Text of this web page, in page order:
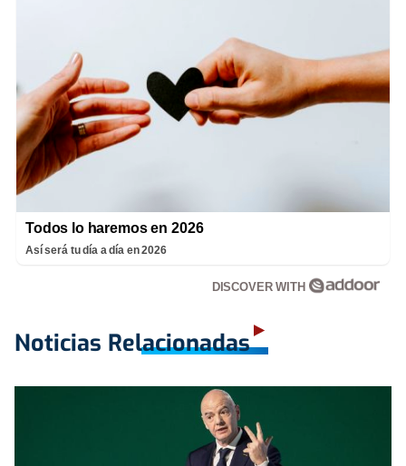
Todos lo haremos en 2026
Así será tu día a día en 2026
DISCOVER WITH
Noticias Relacionadas